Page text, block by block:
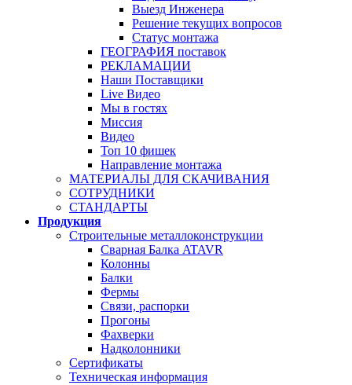
Выезд Инженера
Решение текущих вопросов
Статус монтажа
ГЕОГРАФИЯ поставок
РЕКЛАМАЦИИ
Наши Поставщики
Live Видео
Мы в гостях
Миссия
Видео
Топ 10 фишек
Направление монтажа
МАТЕРИАЛЫ ДЛЯ СКАЧИВАНИЯ
СОТРУДНИКИ
СТАНДАРТЫ
Продукция
Строительные металлоконструкции
Сварная Балка ATAVR
Колонны
Балки
Фермы
Связи, распорки
Прогоны
Фахверки
Надколонники
Сертификаты
Техническая информация